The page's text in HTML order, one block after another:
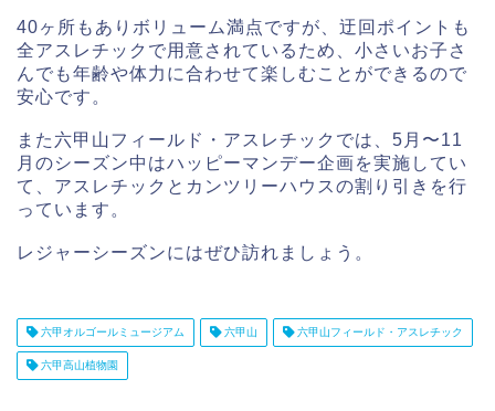
40ヶ所もありボリューム満点ですが、迂回ポイントも
全アスレチックで用意されているため、小さいお子さ
んでも年齢や体力に合わせて楽しむことができるので
安心です。
また六甲山フィールド・アスレチックでは、5月〜11
月のシーズン中はハッピーマンデー企画を実施してい
て、アスレチックとカンツリーハウスの割り引きを行
っています。
レジャーシーズンにはぜひ訪れましょう。
六甲オルゴールミュージアム 六甲山 六甲山フィールド・アスレチック
六甲高山植物園